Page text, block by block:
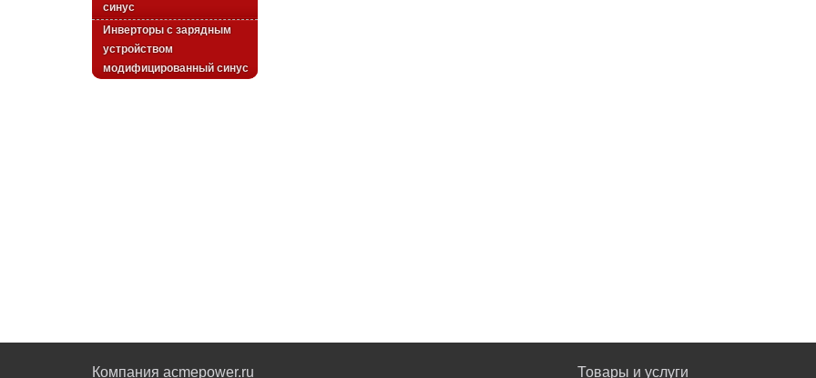
синус
Инверторы с зарядным
устройством
модифицированный синус
Компания acmepower.ru Товары и услуги